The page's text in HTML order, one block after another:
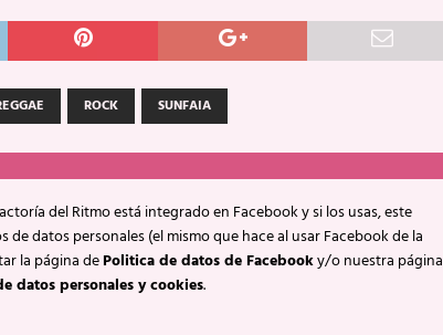
ROCK SUNFAIA
del Ritmo está integrado en Facebook y si los usas, este
datos personales (el mismo que hace al usar Facebook de la
la página dePolitica de datos de Facebooky/o nuestra página
datos personales y cookies.